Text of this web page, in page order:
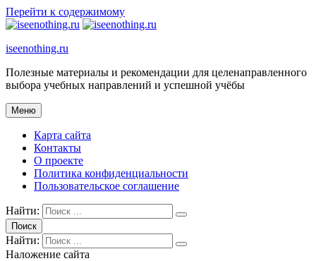
Перейти к содержимому
iseenothing.ru
Полезные материалы и рекомендации для целенаправленного
выбора учебных направлений и успешной учёбы
Меню
Карта сайта
Контакты
О проекте
Политика конфиденциальности
Пользовательское соглашение
Найти:
Поиск
Найти:
Наложение сайта